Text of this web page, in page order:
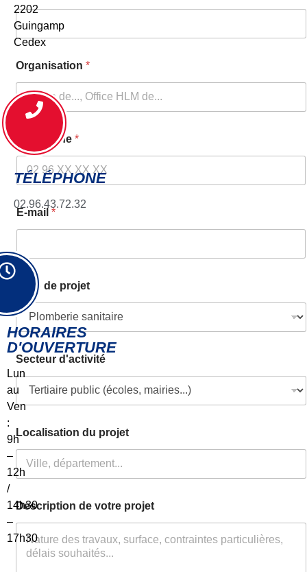
Organisation*
Téléphone*
E-mail*
Type de projet
Secteur d'activité
Localisation du projet
Description de votre projet
2202
Guingamp
Cedex
TÉLÉPHONE
02.96.43.72.32
HORAIRES
D'OUVERTURE
Lun
au
Ven
:
9h
–
12h
/
14h30
–
17h30